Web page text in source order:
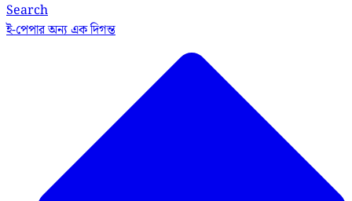
Search
ই-পেপারঅন্য এক দিগন্ত